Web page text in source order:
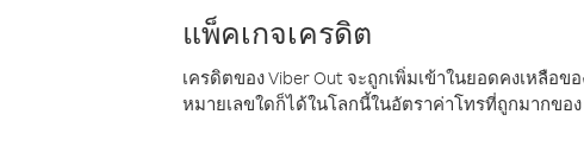
แพ็คเกจเครดิต
เครดิตของ Viber Out จะถูกเพิ่มเข้าในยอดคงเหลื
หมายเลขใดก็ได้ในโลกนี้ในอัตราค่าโทรที่ถูกมากของ